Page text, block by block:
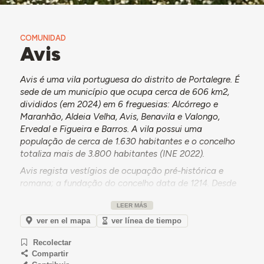
COMUNIDAD
Avis
Avis é uma vila portuguesa do distrito de Portalegre. É
sede de um município que ocupa cerca de 606 km2,
divididos (em 2024) em 6 freguesias: Alcórrego e
Maranhão, Aldeia Velha, Avis, Benavila e Valongo,
Ervedal e Figueira e Barros. A vila possui uma
população de cerca de 1.630 habitantes e o concelho
totaliza mais de 3.800 habitantes (INE 2022).
Avis regista vestígios de ocupação pré-histórica e
romana; a fundação do concelho data de 1214. Desde
relevante na história da vila, sobretudo pelo papel que
desempenhou junto da coroa portuguesa. Nesse
histórico e militar.
LEER MÁS
ver en el mapa ver línea de tiempo
Recolectar
Compartir